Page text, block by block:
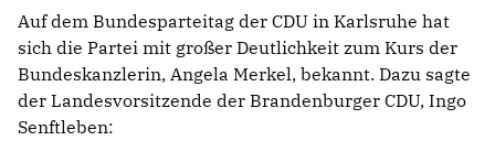
PRESSE
SPENDEN
Auf dem Bundesparteitag der CDU in Karlsruhe hat
sich die Partei mit großer Deutlichkeit zum Kurs der
Bundeskanzlerin, Angela Merkel, bekannt. Dazu sagte
der Landesvorsitzende der Brandenburger CDU, Ingo
Senftleben: